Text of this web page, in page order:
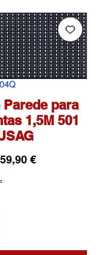
para
1,5M 501
€Preço